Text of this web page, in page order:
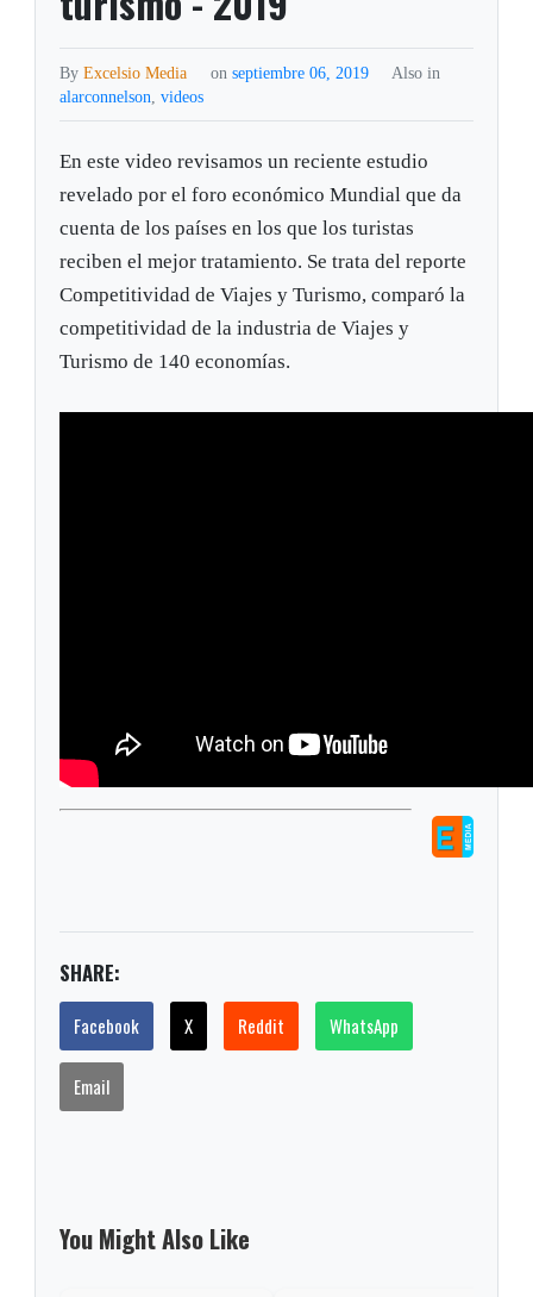
ByExcelsio Media on septiembre 06, 2019
Also in
alarconnelson,videos
En este video revisamos un reciente estudio
revelado por el foro económico Mundial que da
cuenta de los países en los que los turistas
reciben el mejor tratamiento. Se trata del reporte
Competitividad de Viajes y Turismo, comparó la
competitividad de la industria de Viajes y
Turismo de 140 economías.
SHARE:
Facebook X Reddit WhatsApp
Email
You Might Also Like